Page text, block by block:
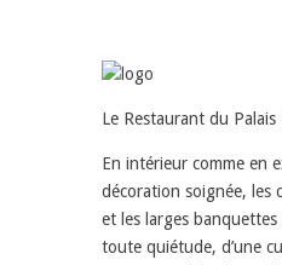
Le Restaurant du Palais
En intérieur comme en
décoration soignée, les
et les larges
toute quiétude, d’une